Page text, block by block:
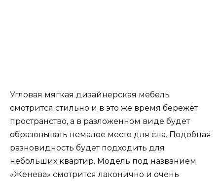
Угловая мягкая дизайнерская мебель
смотрится стильно и в это же время бережёт
пространство, а в разложенном виде будет
образовывать немалое место для сна. Подобная
разновидность будет подходить для
небольших квартир. Модель под названием
«Женева» смотрится лаконично и очень